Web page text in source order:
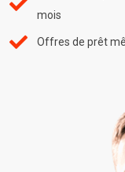
mois
Offres de prêt